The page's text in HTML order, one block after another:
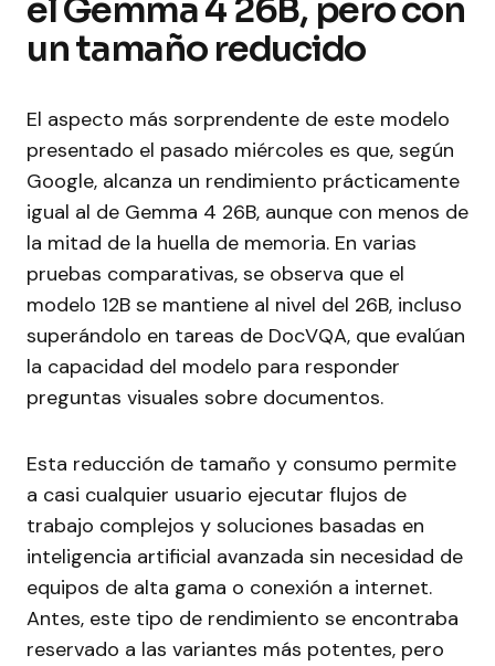
el Gemma 4 26B, pero con
un tamaño reducido
El aspecto más sorprendente de este modelo
presentado el pasado miércoles es que, según
Google, alcanza un rendimiento prácticamente
igual al de Gemma 4 26B, aunque con menos de
la mitad de la huella de memoria. En varias
pruebas comparativas, se observa que el
modelo 12B se mantiene al nivel del 26B, incluso
superándolo en tareas de DocVQA, que evalúan
la capacidad del modelo para responder
preguntas visuales sobre documentos.
Esta reducción de tamaño y consumo permite
a casi cualquier usuario ejecutar flujos de
trabajo complejos y soluciones basadas en
inteligencia artificial avanzada sin necesidad de
equipos de alta gama o conexión a internet.
Antes, este tipo de rendimiento se encontraba
reservado a las variantes más potentes, pero